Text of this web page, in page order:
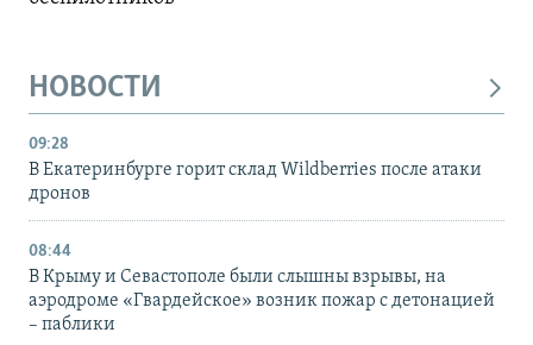
НОВОСТИ
09:28
В Екатеринбурге горит склад Wildberries после атаки
дронов
08:44
В Крыму и Севастополе были слышны взрывы, на
аэродроме «Гвардейское» возник пожар с детонацией
– паблики